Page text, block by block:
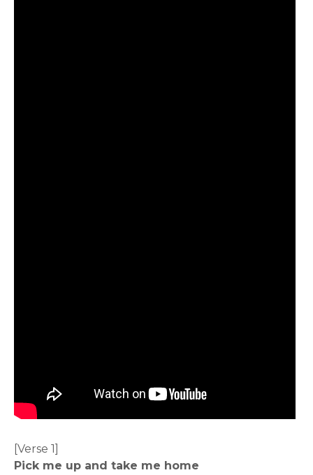
[Verse 1]
Pick me up and take me home